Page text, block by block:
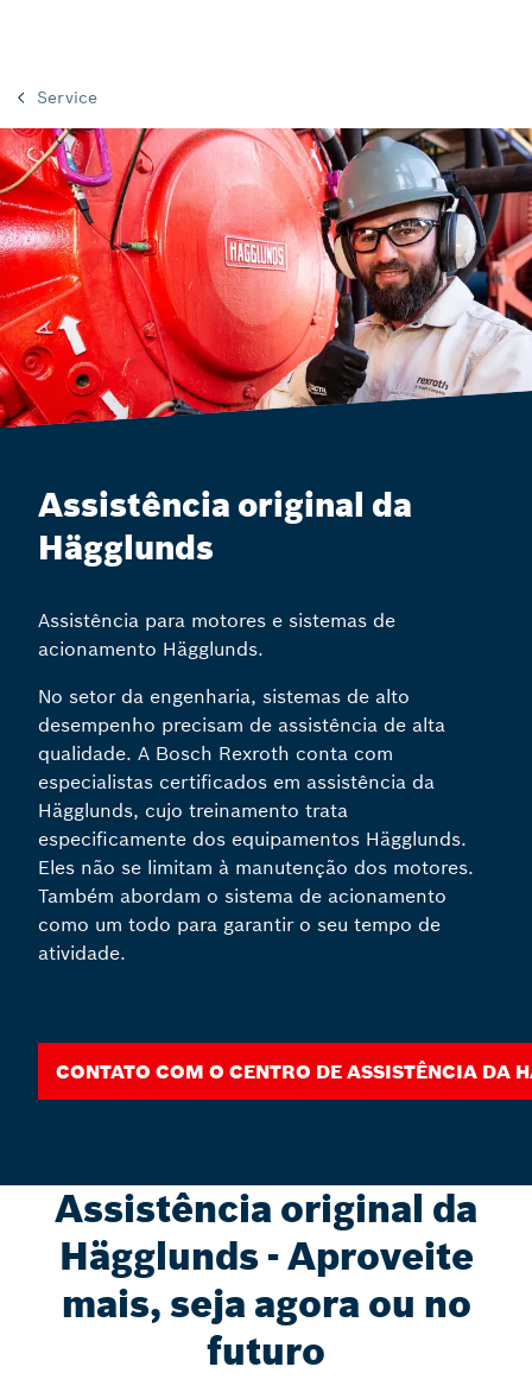
Service
Assistência original da
Hägglunds
Assistência para motores e sistemas de
acionamento Hägglunds.
No setor da engenharia, sistemas de alto
desempenho precisam de assistência de alta
qualidade. A Bosch Rexroth conta com
especialistas certificados em assistência da
Hägglunds, cujo treinamento trata
especificamente dos equipamentos Hägglunds.
Eles não se limitam à manutenção dos motores.
Também abordam o sistema de acionamento
como um todo para garantir o seu tempo de
atividade.
Contato com o centro de assistência da
Assistência original da
Hägglunds - Aproveite
mais, seja agora ou no
futuro